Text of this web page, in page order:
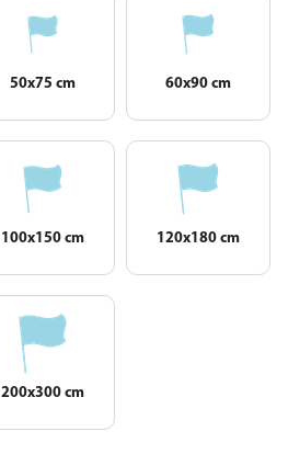
50x75 cm 60x90 cm
100x150 cm 120x180 cm
200x300 cm